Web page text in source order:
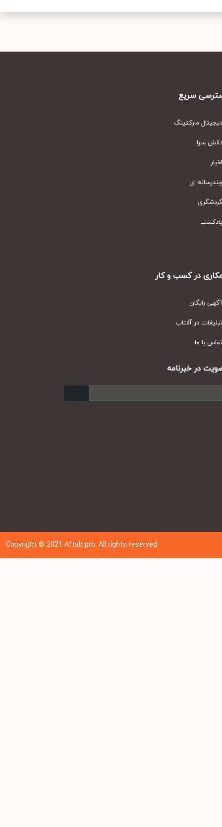
سریع
مارکتینگ
سرا
ای
در کسب و کار
رایگان
در آفتاب
با ما
در خبرنامه
Copyright © 202 1Aftab pro. All rights reserved.